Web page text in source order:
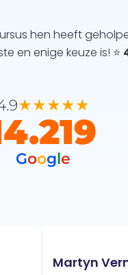
hen heeft
en enige keuze is! ⭐
★★★★★
Google
Martyn